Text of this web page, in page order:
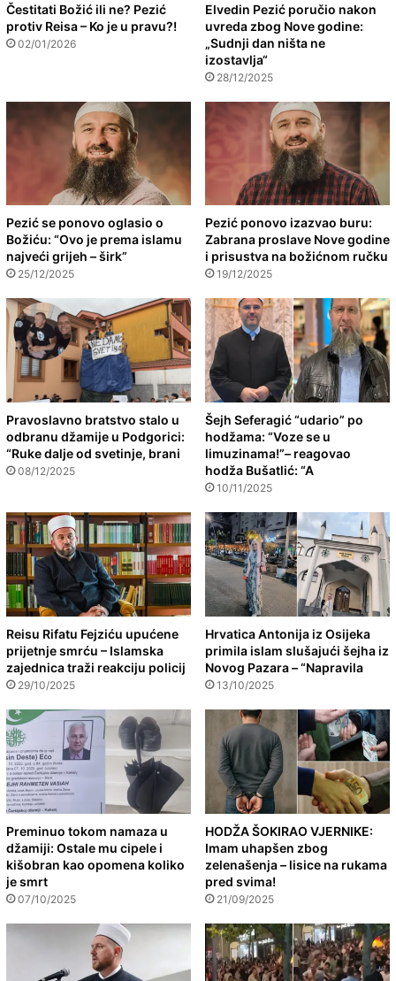
Čestitati Božić ili ne? Pezić
protiv Reisa – Ko je u pravu?!
02/01/2026
Elvedin Pezić poručio nakon
uvreda zbog Nove godine:
„Sudnji dan ništa ne
izostavlja“
28/12/2025
Pezić se ponovo oglasio o
Božiću: “Ovo je prema islamu
najveći grijeh – širk”
25/12/2025
Pezić ponovo izazvao buru:
Zabrana proslave Nove godine
i prisustva na božićnom ručku
19/12/2025
Pravoslavno bratstvo stalo u
odbranu džamije u Podgorici:
“Ruke dalje od svetinje, brani
08/12/2025
Šejh Seferagić “udario” po
hodžama: “Voze se u
limuzinama!”– reagovao
hodža Bušatlić: “A
10/11/2025
Reisu Rifatu Fejziću upućene
prijetnje smrću – Islamska
zajednica traži reakciju policij
29/10/2025
Hrvatica Antonija iz Osijeka
primila islam slušajući šejha iz
Novog Pazara – “Napravila
13/10/2025
Preminuo tokom namaza u
džamiji: Ostale mu cipele i
kišobran kao opomena koliko
je smrt
07/10/2025
HODŽA ŠOKIRAO VJERNIKE:
Imam uhapšen zbog
zelenašenja – lisice na rukama
pred svima!
21/09/2025